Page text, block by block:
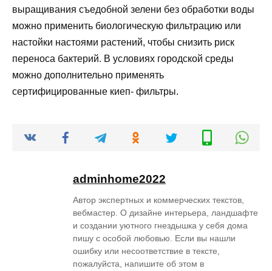
выращивания съедобной зелени без обработки воды
можно применить биологическую фильтрацию или
настойки настоями растений, чтобы снизить риск
переноса бактерий. В условиях городской среды
можно дополнительно применять
сертифицированные киеп- фильтры.
adminhome2022
Автор экспертных и коммерческих текстов,
вебмастер. О дизайне интерьера, ландшафте
и создании уютного гнездышка у себя дома
пишу с особой любовью. Если вы нашли
ошибку или несоответствие в тексте,
пожалуйста, напишите об этом в